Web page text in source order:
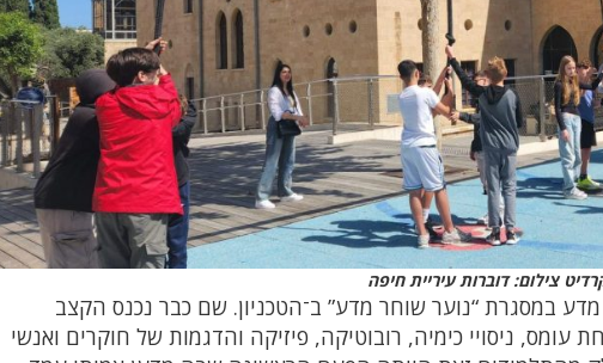
צילום: דוברות עיריית חיפה
במסגרת “נוער שוחר מדע” ב־הטכניון. שם כבר נכנס הקצב
ניסויי כימיה, רובוטיקה, פיזיקה והדגמות של חוקרים ואנשי